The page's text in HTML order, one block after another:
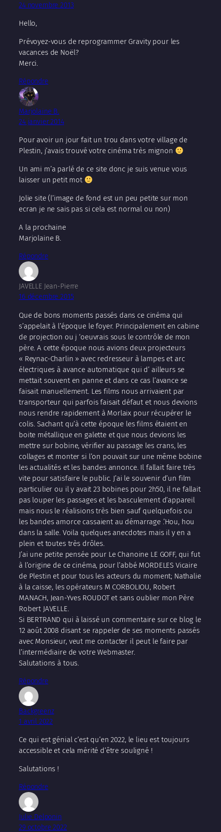
24 novembre 2013
Hello,
Prévoyez-vous de reprogrammer Gravity pour les
vacances de Noël?
Merci.
Répondre
Marjolaine B.
24 janvier 2014
Pour avoir un jour fait un trou dans votre village de
Plestin, j’avais trouvé votre cinéma très mignon
Un ami m’a parlé de ce site donc je suis venue vous
laisser un petit mot
Jolie site (l’image de fond est un peu petite sur mon
ecran je ne sais pas si cela est normal ou non)
A la prochaine
Marjolaine B.
Répondre
JAVELLE Jean-Pierre
16 décembre 2015
Que de bons moments passés dans ce cinéma qui
s’appelait à l’époque le foyer. Principalement en cabine
de projection ou j ‘oeuvrais sous le contrôle de mon
père. A cette époque nous avions deux projecteurs
« Reynac-Charlin » avec redresseur à lampes et arc
électriques à avance automatique qui d’ ailleurs se
mettait souvent en panne et dans ce cas l’avance se
faisait manuellement. Les films nous arrivaient par
transporteur qui parfois faisait défaut et nous devions
nous rendre rapidement à Morlaix pour récupérer le
colis. Sachant qu’à cette époque les films étaient en
boite métallique en galette et que nous devions les
mettre sur bobine, vérifier au passage les crans, les
collages et monter si l’on pouvait sur une même bobine
les actualités et les bandes annonce. Il fallait faire très
vite pour satisfaire le public. J’ai le souvenir d’un film
particulier ou il y avait 23 bobines pour 2h50, il ne fallait
pas louper les passages et les basculement d’appareil
mais nous le réalisions très bien sauf quelquefois ou
les bandes amorce cassaient au démarrage .’Hou, hou
dans la salle. Voila quelques anecdotes mais il y en a
plein et toutes très drôles.
J’ai une petite pensée pour Le Chanoine LE GOFF, qui fut
à l’origine de ce cinéma, pour l’abbé MORDELES Vicaire
de Plestin et pour tous les acteurs du moment; Nathalie
à la caisse, les opérateurs M CORBOLIOU, Robert
MANACH, Jean-Yves ROUDOT et sans oublier mon Père
Robert JAVELLE.
Si BERTRAND qui à laissé un commentaire sur ce blog le
12 août 2008 disant se rappeler de ses moments passés
avec Monsieur, veut me contacter il peut le faire par
l’intermédiaire de votre Webmaster.
Salutations à tous.
Répondre
Backgreenz
1 avril 2022
Ce qui est génial c’est qu’en 2022, le lieu est toujours
accessible et cela mérité d’être souligné !
Salutations !
Répondre
Julie Delponin
29 octobre 2022